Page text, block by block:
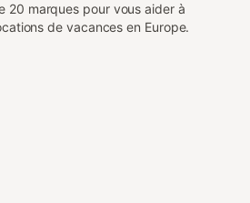
20 marques pour vous aider à
de vacances en Europe.